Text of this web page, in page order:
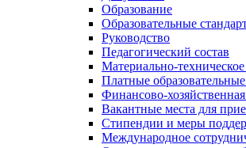
Образование
Образовательные
Руководство
Педагогический состав
Материально-
Платные
Финансово-хозяйственная
Вакантные места для
Стипендии и меры
Международное